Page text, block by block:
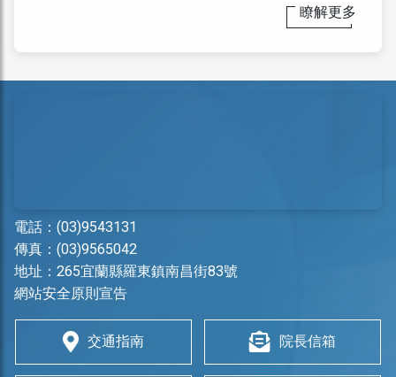
瞭解更多
電話： (03)9543131
傳真：(03)9565042
地址： 265宜蘭縣羅東鎮南昌街83號
網站安全原則宣告
交通指南 院長信箱